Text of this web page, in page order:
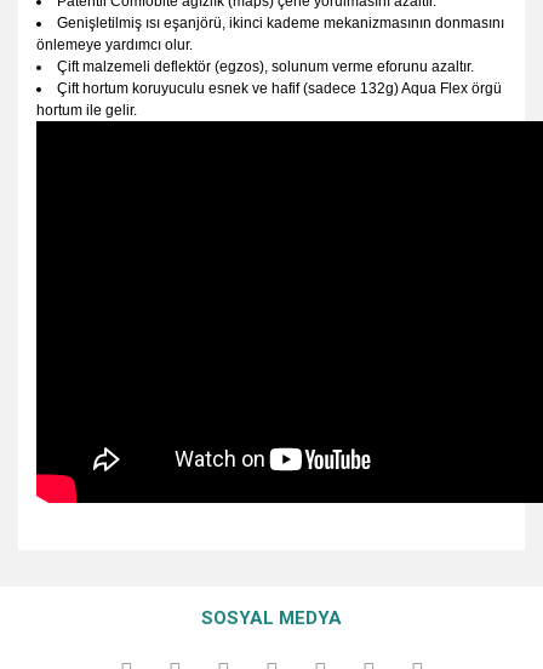
Genişletilmiş ısı eşanjörü, ikinci kademe mekanizmasının donmasını
önlemeye yardımcı olur.
Çift malzemeli deflektör (egzos), solunum verme eforunu azaltır.
Çift hortum koruyuculu esnek ve hafif (sadece 132g) Aqua Flex örgü
hortum ile gelir.
kullanarak tarafımıza iletebilirsiniz.
Görüş ve önerileriniz için teşekkür ederiz.
SOSYAL MEDYA